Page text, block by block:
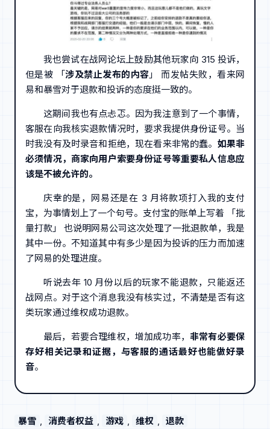
我也尝试在战网论坛上鼓励其他玩家向 315 投诉，
但是被 「涉及禁止发布的内容 」 而发帖失败，看来网
易和暴雪对于退款和投诉的态度挺一致的。
这期间我也有点忐忑。因为我注意到了一个事情，
客服在向我核实退款情况时，要求我提供身份证号。当
时我没有及时录音和拒绝，现在看来非常的蠢。 如果非
必须情况，商家向用户索要身份证号等重要私人信息应
该是不被允许的。
庆幸的是，网易还是在 3 月将款项打入我的支付
宝，为事情划上了一个句号。支付宝的账单上写着 「批
量打款」 也说明网易公司这次处理了一批退款单，我是
其中一份。不知道其中有多少是因为投诉的压力而加速
了网易的处理进度。
听说去年 10 月份以后的玩家不能退款，只能返还
战网点。对于这个消息我没有核实过，不清楚是否有这
类玩家通过维权成功退款。
最后，若要合理维权，增加成功率，非常有必要保
存好相关记录和证据，与客服的通话最好也能做好录
音。
暴雪 , 消费者权益 , 游戏 , 维权 , 退款